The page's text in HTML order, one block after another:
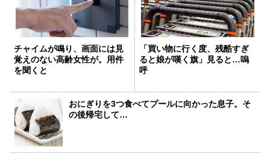
チャイムが鳴り、画面には見
覚えのない高齢女性が。用件
を聞くと
「買い物に行く度、残酷すぎ
ると娘が嘆く旗」見ると…嗚
呼
おにぎりを3つ食べてプールに向かった息子。そ
の後帰宅して…